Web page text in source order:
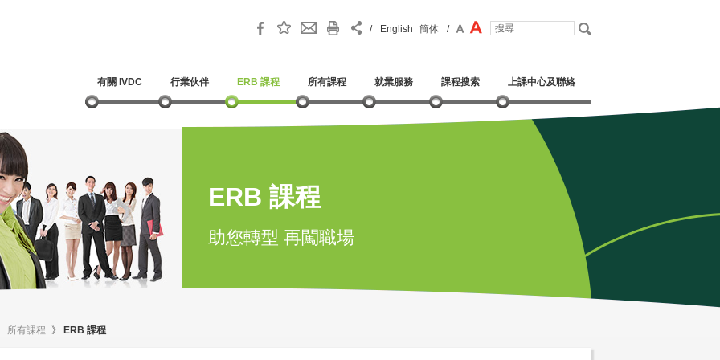
/ English 簡体 /
有關 IVDC 行業伙伴 ERB 課程 所有課程 就業服務 課程搜索 上課中心及聯絡
ERB 課程
助您轉型 再闖職場
所有課程 》 ERB 課程